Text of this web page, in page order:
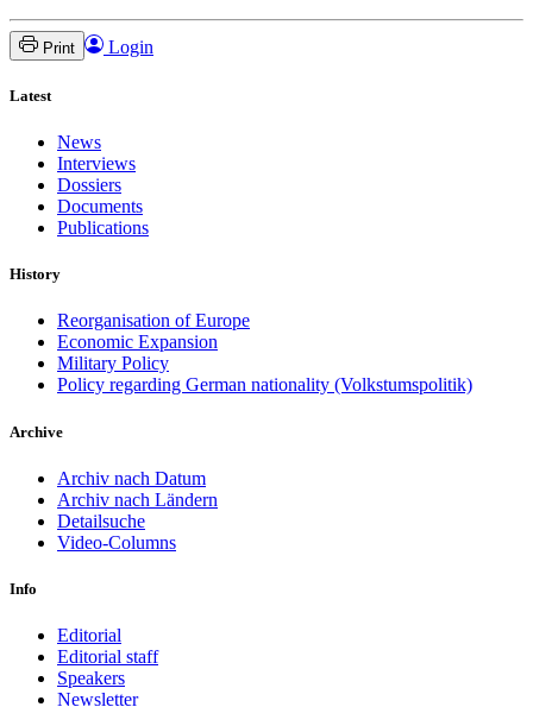
Print Login
Latest
News
Interviews
Dossiers
Documents
Publications
History
Reorganisation of Europe
Economic Expansion
Military Policy
Policy regarding German nationality (Volkstumspolitik)
Archive
Archiv nach Datum
Archiv nach Ländern
Detailsuche
Video-Columns
Info
Editorial
Editorial staff
Speakers
Newsletter